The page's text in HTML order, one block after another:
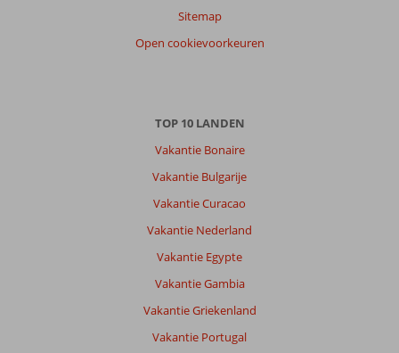
Sitemap
Open cookievoorkeuren
TOP 10 LANDEN
Vakantie Bonaire
Vakantie Bulgarije
Vakantie Curacao
Vakantie Nederland
Vakantie Egypte
Vakantie Gambia
Vakantie Griekenland
Vakantie Portugal